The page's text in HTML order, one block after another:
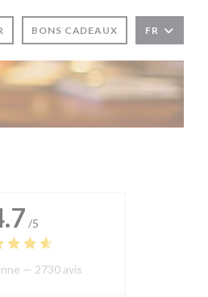
BONS CADEAUX FR
/5
— 2730 avis